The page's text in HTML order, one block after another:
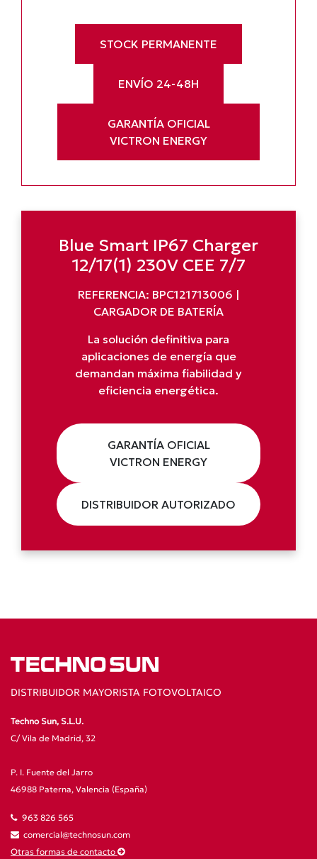
STOCK PERMANENTE
ENVÍO 24-48H
GARANTÍA OFICIAL
VICTRON ENERGY
Blue Smart IP67 Charger
12/17(1) 230V CEE 7/7
REFERENCIA: BPC121713006 |
CARGADOR DE BATERÍA
La solución definitiva para
aplicaciones de energía que
demandan máxima fiabilidad y
eficiencia energética.
GARANTÍA OFICIAL
VICTRON ENERGY
DISTRIBUIDOR AUTORIZADO
DISTRIBUIDOR MAYORISTA FOTOVOLTAICO
Techno Sun, S.L.U.
C/ Vila de Madrid, 32
P. I. Fuente del Jarro
46988 Paterna, Valencia (España)
963 826 565
comercial@technosun.com
Otras formas de contacto